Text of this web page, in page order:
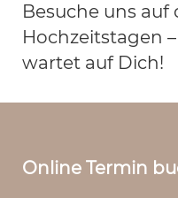
Besuche uns
Hochzeitstagen
wartet auf Dich!
Online Termin